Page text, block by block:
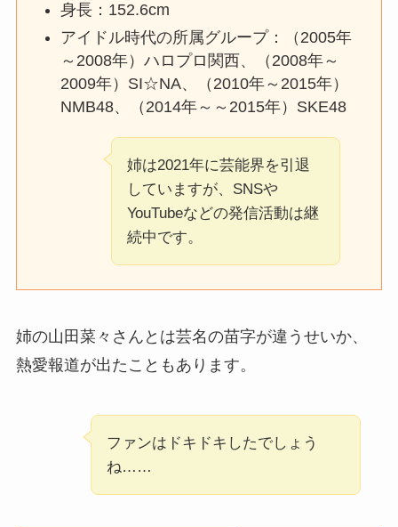
身長：152.6cm
アイドル時代の所属グループ：（2005年
～2008年）ハロプロ関西、（2008年～
2009年）SI☆NA、（2010年～2015年）
NMB48、（2014年～～2015年）SKE48
姉は2021年に芸能界を引退
していますが、SNSや
YouTubeなどの発信活動は継
続中です。
姉の山田菜々さんとは芸名の苗字が違うせいか、
熱愛報道が出たこともあります。
ファンはドキドキしたでしょう
ね……